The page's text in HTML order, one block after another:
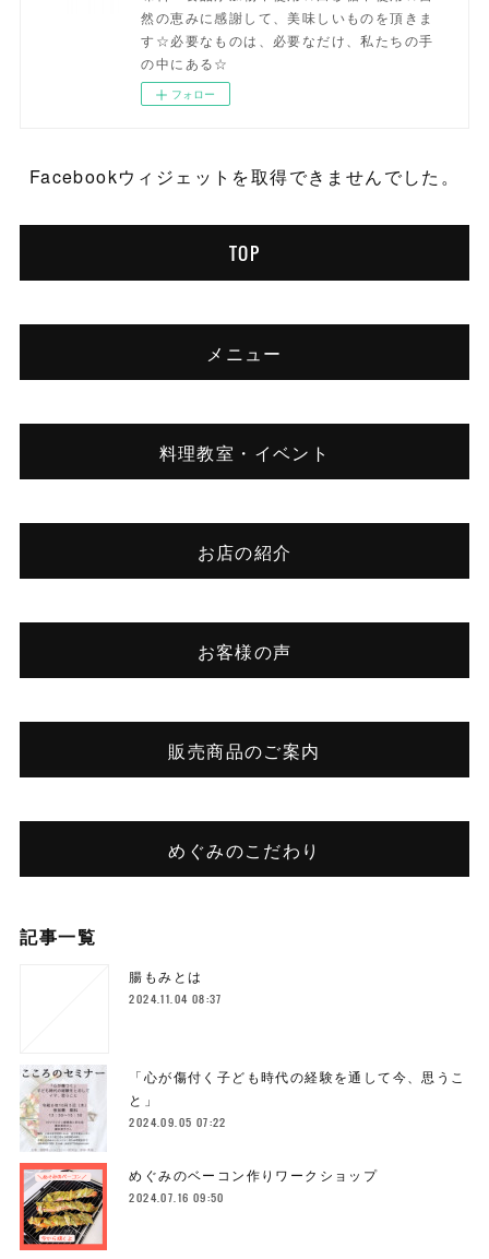
然の恵みに感謝して、美味しいものを頂きま
す☆必要なものは、必要なだけ、私たちの手
の中にある☆
フォロー
Facebookウィジェットを取得できませんでした。
TOP
メニュー
料理教室・イベント
お店の紹介
お客様の声
販売商品のご案内
めぐみのこだわり
記事一覧
腸もみとは
2024.11.04 08:37
「心が傷付く子ども時代の経験を通して今、思うこ
と」
2024.09.05 07:22
めぐみのベーコン作りワークショップ
2024.07.16 09:50